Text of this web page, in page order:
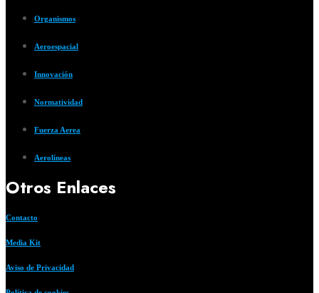
Organismos
Aeroespacial
Innovación
Normatividad
Fuerza Aerea
Aerolíneas
Otros Enlaces
Contacto
Media Kit
Aviso de Privacidad